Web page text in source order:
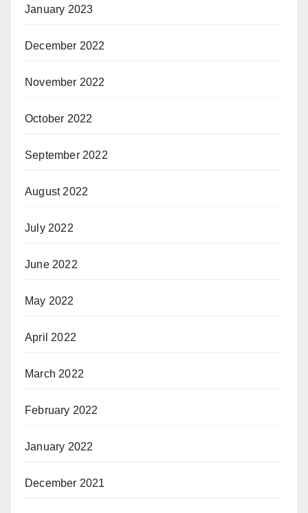
January 2023
December 2022
November 2022
October 2022
September 2022
August 2022
July 2022
June 2022
May 2022
April 2022
March 2022
February 2022
January 2022
December 2021